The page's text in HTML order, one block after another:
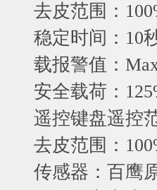
去皮范围：
稳定时间：10
载报警值：
安全载荷：
遥控键盘遥控
去皮范围：
传感器：百鹰